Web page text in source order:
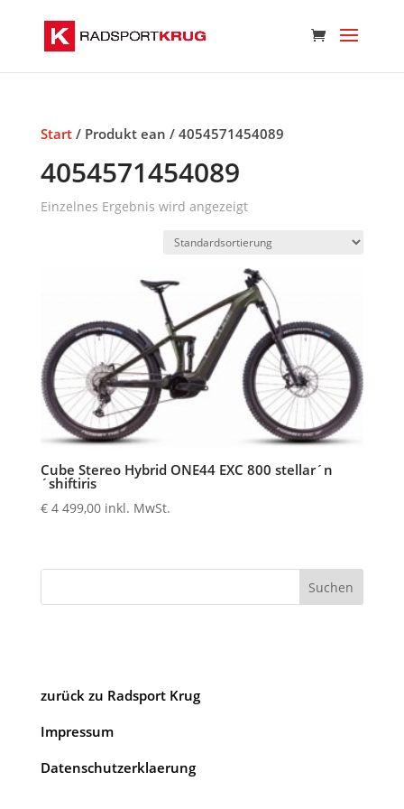
Start/ Produkt ean / 4054571454089
4054571454089
Einzelnes Ergebnis wird angezeigt
Cube Stereo Hybrid ONE44 EXC 800 stellar´n
´shiftiris
€4 499,00 inkl. MwSt.
Suchen
zurück zu Radsport Krug
Impressum
Datenschutzerklaerung